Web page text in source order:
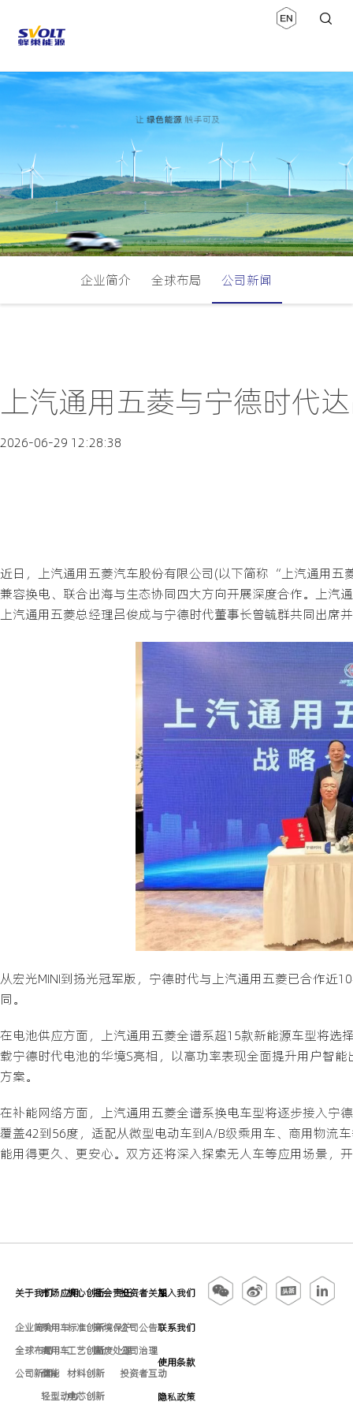
企业简介 全球布局 公司新闻
上汽通用五菱与宁德时代
2026-06-29 12:28:38
近日，上汽通用五菱汽车股份有限公司(以下简称“上汽通用
兼容换电、联合出海与生态协同四大方向开展深度合作。上汽
上汽通用五菱总经理吕俊成与宁德时代董事长曾毓群共同出席
从宏光MINI到扬光冠军版，宁德时代与上汽通用五菱已合作近
同。
在电池供应方面，上汽通用五菱全谱系超15款新能源车型将
载宁德时代电池的华境S亮相，以高功率表现全面提升用户智
方案。
在补能网络方面，上汽通用五菱全谱系换电车型将逐步接入宁
覆盖42到56度，适配从微型电动车到A/B级乘用车、商用物
能用得更久、更安心。双方还将深入探索无人车等应用场景，
关于我们
企业简介
全球布局
公司新闻
市场应用
乘用车
商用车
储能
轻型动力
核心创新
标准创新
工艺创新
材料创新
电芯创新
社会责任
环境保护
固废处理
投资者关系
公司公告
公司治理
投资者互动
加入我们
联系我们
使用条款
隐私政策